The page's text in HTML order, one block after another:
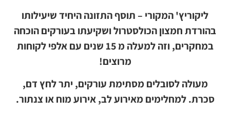
ליקוריץ' המקורי – תוסף התזונה היחיד שיעילותו
בהורדת חמצון הכולסטרול ושקיעתו בעורקים הוכחה
במחקרים, וזה למעלה מ 15 שנים עם אלפי לקוחות
מרוצים!
מעולה לסובלים מסתימת עורקים, יתר לחץ דם,
סכרת. למחלימים מאירוע לב, אירוע מוח או צנתור.